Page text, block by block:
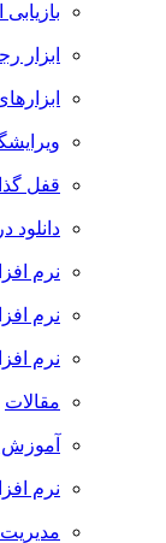
ابزار
قفل
دانلود
نرم
نرم
نرم
مقالات
آموزش
نرم